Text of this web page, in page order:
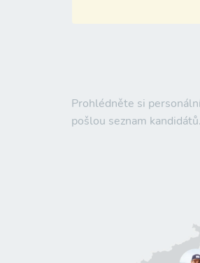
Prohlédněte si
pošlou seznam kandidátů.